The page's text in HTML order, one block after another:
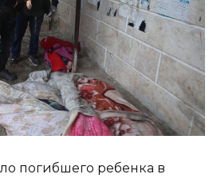
погибшего ребенка в